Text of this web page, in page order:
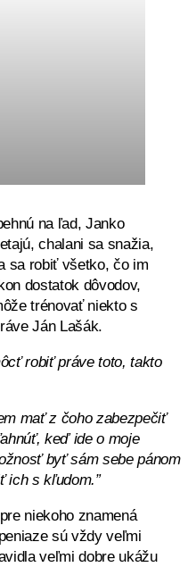
na ľad, Janko
chalani sa snažia,
sa robiť všetko, čo im
dostatok dôvodov,
trénovať niekto s
Ján Lašák.
robiť práve toto, takto
mať z čoho zabezpečiť
keď ide o moje
byť sám sebe pánom
ich s kľudom.”
niekoho znamená
sú vždy veľmi
veľmi dobre ukážu